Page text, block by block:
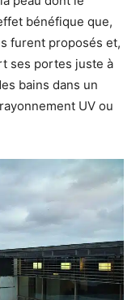
bénéfique que,
furent proposés et,
ses portes juste à
bains dans un
UV ou